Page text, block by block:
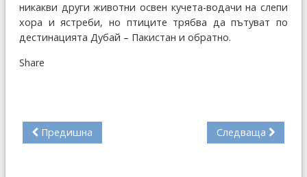
никакви други животни освен кучета-водачи на слепи
хора и ястреби, но птиците трябва да пътуват по
дестинацията Дубай – Пакистан и обратно.
Share
Предишна Следваща